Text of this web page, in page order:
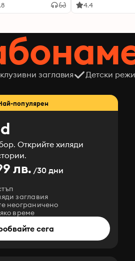
4.4
заглавия Детски
популярен
Открийте хиляди
лв. /30 дни
заглавия
неограничено
време
сега